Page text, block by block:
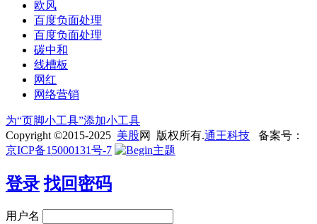
欧风
百度负面处理
百度负面处理
碳中和
线槽板
网红
网络营销
为“页脚小工具”添加小工具
Copyright ©2015-2025 美股网 版权所有.通王科技 备案号：
京ICP备15000131号-7
登录 找回密码
用户名